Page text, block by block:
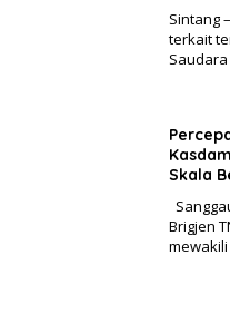
Sintang
terkait
Skala
Brigjen